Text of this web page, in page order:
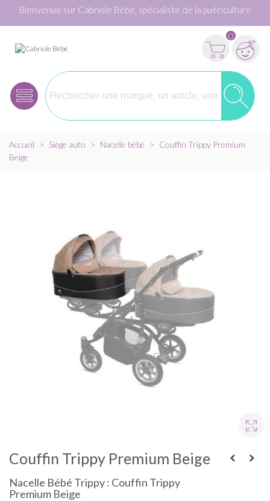
Bienvenue sur Cabriole Bébé, spécialiste de la puériculture
0
Accueil > Siège auto > Nacelle bébé > Couffin Trippy Premium
Beige
Couffin Trippy Premium Beige
Nacelle Bébé Trippy : Couffin Trippy
Premium Beige